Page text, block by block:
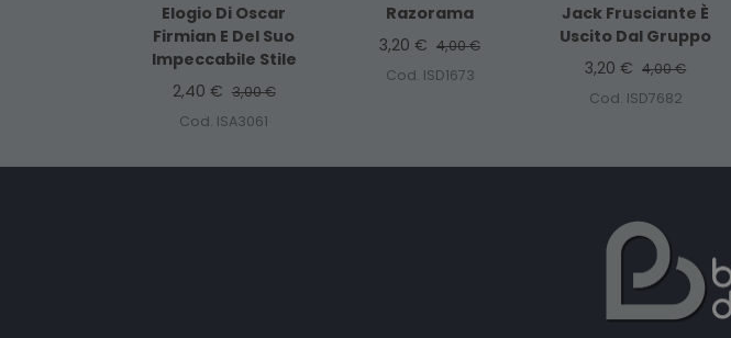
Elogio Di Oscar
Firmian E Del Suo
Impeccabile Stile
2,40 € 3,00 €
Cod. ISA3061
Razorama
3,20 € 4,00 €
Cod. ISD1673
Jack Frusciante È
Uscito Dal Gruppo
3,20 € 4,00 €
Cod. ISD7682